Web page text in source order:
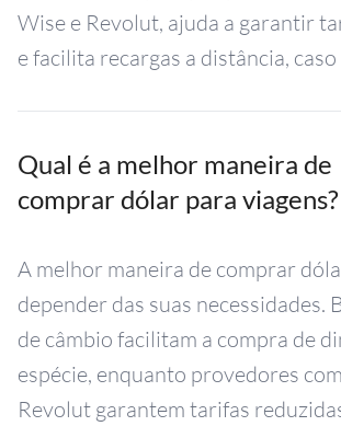
Wise e Revolut, ajuda a garantir
e facilita recargas a distância,
Qual é a melhor maneira de
comprar dólar para viagens?
A melhor maneira de comprar
depender das suas necessidades.
de câmbio facilitam a compra de
espécie, enquanto provedores
Revolut garantem tarifas